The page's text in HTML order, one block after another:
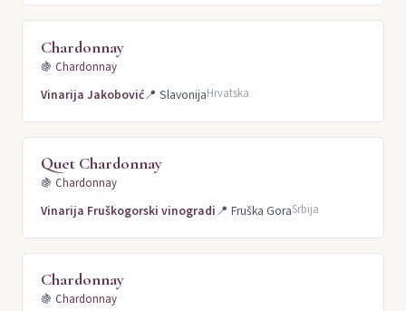
Chardonnay
🍇 Chardonnay
Vinarija Jakobović📍 SlavonijaHrvatska
Quet Chardonnay
🍇 Chardonnay
Vinarija Fruškogorski vinogradi📍 Fruška GoraSrbija
Chardonnay
🍇 Chardonnay